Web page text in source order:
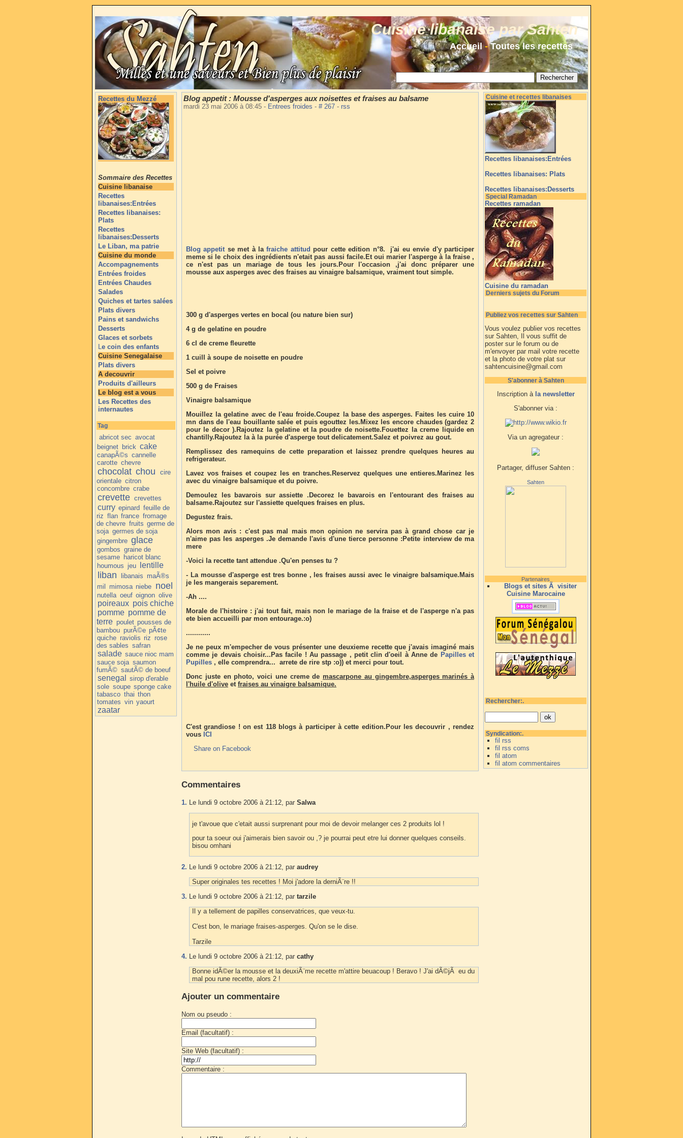
Cuisine libanaise par Sahten
Accueil-Toutes les recettes
Recettes du Mezzé
Sommaire des Recettes
Cuisine libanaise
Recettes
libanaises:Entrées
Recettes libanaises:
Plats
Recettes
libanaises:Desserts
Le Liban, ma patrie
Cuisine du monde
Accompagnements
Entrées froides
Entrées Chaudes
Salades
Quiches et tartes salées
Plats divers
Pains et sandwichs
Desserts
Glaces et sorbets
Le coin des enfants
Cuisine Senegalaise
Plats divers
A decouvrir
Produits d'ailleurs
Le blog est a vous
Les Recettes des
internautes
Tag
abricot sec avocat
beignet brick cake
canapÃ©s cannelle
carotte chevre
chocolat chou
cire
orientale citron
concombre crabe
crevette crevettes
curry epinard feuille de
riz flan france fromage
de chevre fruits germe de
soja germes de soja
gingembre glace
gombos graine de
sesame haricot blanc
houmous jeu lentille
liban libanais maÃ®s
mil mimosa niebe noel
nutella oeuf oignon olive
poireaux pois chiche
pomme pomme de
terre poulet pousses de
bambou purÃ©e pÃ¢te
quiche raviolis riz rose
des sables safran
salade sauce nioc mam
sauce soja saumon
fumÃ© sautÃ© de boeuf
senegal
sirop d'erable
sole soupe sponge cake
tabasco thai thon
tomates vin yaourt
zaatar
Blog appetit : Mousse d'asperges aux noisettes et fraises au balsame
mardi 23 mai 2006 à 08:45 - Entrees froides - # 267 - rss
Blog appetitse met à lafraiche attitud pour cette edition n°8. j'ai eu envie d'y participer
meme si le choix des ingrédients n'etait pas aussi facile.Et oui marier l'asperge à la fraise ,
ce n'est pas un mariage de tous les jours.Pour l'occasion ,j'ai donc préparer une
mousse aux asperges avec des fraises au vinaigre balsamique, vraiment tout simple.
300 g d'asperges vertes en bocal (ou nature bien sur)
4 g de gelatine en poudre
6 cl de creme fleurette
1 cuill à soupe de noisette en poudre
Sel et poivre
500 g de Fraises
Vinaigre balsamique
Mouillez la gelatine avec de l'eau froide.Coupez la base des asperges. Faites les cuire 10
mn dans de l'eau bouillante salée et puis egouttez les.Mixez les encore chaudes (gardez 2
pour le decor ).Rajoutez la gelatine et la poudre de noisette.Fouettez la creme liquide en
chantilly.Rajoutez la à la purée d'asperge tout delicatement.Salez et poivrez au gout.
Remplissez des ramequins de cette preparation et laissez prendre quelques heures au
refrigerateur.
Lavez vos fraises et coupez les en tranches.Reservez quelques une entieres.Marinez les
avec du vinaigre balsamique et du poivre.
Demoulez les bavarois sur assiette .Decorez le bavarois en l'entourant des fraises au
balsame.Rajoutez sur l'assiette quelques fraises en plus.
Degustez frais.
Alors mon avis : c'est pas mal mais mon opinion ne servira pas à grand chose car je
n'aime pas les asperges .Je demande l'avis d'une tierce personne :Petite interview de ma
mere
-Voici la recette tant attendue .Qu'en penses tu ?
- La mousse d'asperge est tres bonne , les fraises aussi avec le vinaigre balsamique.Mais
je les mangerais separement.
-Ah ....
Morale de l'histoire : j'ai tout fait, mais non le mariage de la fraise et de l'asperge n'a pas
ete bien accueilli par mon entourage.:o)
............
Je ne peux m'empecher de vous présenter une deuxieme recette que j'avais imaginé mais
comme je devais choisir...Pas facile ! Au passage , petit clin d'oeil à Anne de Papilles et
Pupilles , elle comprendra... arrete de rire stp :o)) et merci pour tout.
Donc juste en photo, voici une creme de mascarpone au gingembre,asperges marinés à
l'huile d'olive et fraises au vinaigre balsamique.
C'est grandiose ! on est 118 blogs à participer à cette edition.Pour les decouvrir , rendez
vous ICI
Share on Facebook
Commentaires
1. Le lundi 9 octobre 2006 à 21:12, par Salwa
je t'avoue que c'etait aussi surprenant pour moi de devoir melanger ces 2 produits lol !
pour ta soeur oui j'aimerais bien savoir ou ,? je pourrai peut etre lui donner quelques conseils.
bisou omhani
2. Le lundi 9 octobre 2006 à 21:12, par audrey
Super originales tes recettes ! Moi j'adore la derniÃ¨re !!
3. Le lundi 9 octobre 2006 à 21:12, par tarzile
Il y a tellement de papilles conservatrices, que veux-tu.
C'est bon, le mariage fraises-asperges. Qu'on se le dise.
Tarzile
4. Le lundi 9 octobre 2006 à 21:12, par cathy
Bonne idÃ©er la mousse et la deuxiÃ¨me recette m'attire beuacoup ! Beravo ! J'ai dÃ©jÃ eu du
mal pou rune recette, alors 2 !
Ajouter un commentaire
Nom ou pseudo :
Email (facultatif) :
Site Web (facultatif) :
Commentaire :
Cuisine et recettes libanaises
Recettes libanaises:Entrées
Recettes libanaises: Plats
Recettes libanaises:Desserts
Special Ramadan
Recettes ramadan
Cuisine du ramadan
Derniers sujets du Forum
Publiez vos recettes sur Sahten
Vous voulez publier vos recettes
sur Sahten, Il vous suffit de
poster sur le forum ou de
m'envoyer par mail votre recette
et la photo de votre plat sur
sahtencuisine@gmail.com
S'abonner à Sahten
Inscription à la newsletter
S'abonner via :
Via un agregateur :
Partager, diffuser Sahten :
Sahten
Partenaires
Blogs et sites Ã visiter
Cuisine Marocaine
Rechercher:.
Syndication:.
fil rss
fil rss coms
fil atom
fil atom commentaires